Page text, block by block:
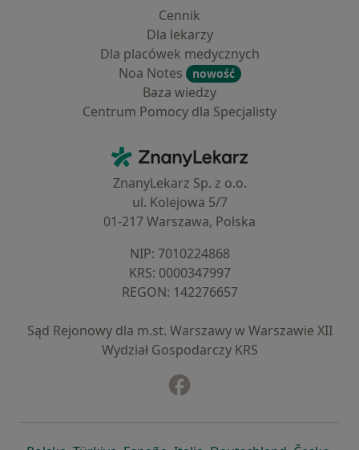
Cennik
Dla lekarzy
Dla placówek medycznych
Noa Notes
nowość
Baza wiedzy
Centrum Pomocy dla Specjalisty
ZnanyLekarz - Strona główna
ZnanyLekarz Sp. z o.o.
ul. Kolejowa 5/7
01-217 Warszawa, Polska
NIP: ⁠7010224868
KRS: ⁠0000347997
REGON: ⁠142276657
Sąd Rejonowy dla m.st. Warszawy w Warszawie XII
Wydział Gospodarczy KRS